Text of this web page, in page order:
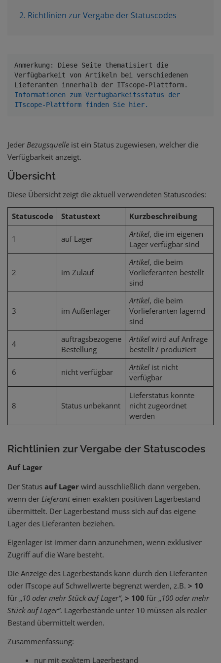
2. Richtlinien zur Vergabe der Statuscodes
Anmerkung: Diese Seite thematisiert die
Verfügbarkeit von Artikeln bei verschiedenen
Informationen zum Verfügbarkeitsstatus der
ITscope-Plattform finden Sie hier.
Jeder Bezugsquelle ist ein Status zugewiesen, welcher die
Verfügbarkeit anzeigt.
Übersicht
Diese Übersicht zeigt die aktuell verwendeten Statuscodes:
Statuscode Statustext Kurzbeschreibung
1 auf Lager Artikel, die im eigenen
Lager verfügbar sind
2 im Zulauf
Artikel, die beim
Vorlieferanten bestellt
sind
3 im Außenlager
Artikel, die beim
Vorlieferanten lagernd
sind
4
auftragsbezogene
Bestellung
Artikelwird auf Anfrage
bestellt / produziert
6 nicht verfügbar Artikelist nicht
verfügbar
8 Status unbekannt
Lieferstatus konnte
nicht zugeordnet
werden
Richtlinien zur Vergabe der Statuscodes
Auf Lager
Der Status auf Lager wird ausschließlich dann vergeben,
wenn der Lieferanteinen exakten positiven Lagerbestand
übermittelt. Der Lagerbestand muss sich auf das eigene
Lager des Lieferanten beziehen.
Eigenlager ist immer dann anzunehmen, wenn exklusiver
Zugriff auf die Ware besteht.
Die Anzeige des Lagerbestands kann durch den Lieferanten
oder ITscope auf Schwellwerte begrenzt werden, z.B. > 10
für „10 oder mehr Stück auf Lager“, > 100 für „100 oder mehr
Stück auf Lager“. Lagerbestände unter 10 müssen als realer
Bestand übermittelt werden.
Zusammenfassung:
nur mit exaktem Lagerbestand